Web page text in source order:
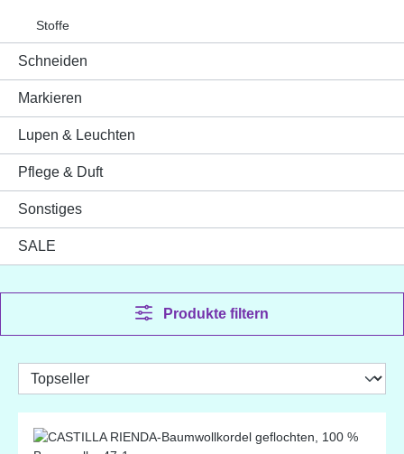
Stoffe
Schneiden
Markieren
Lupen & Leuchten
Pflege & Duft
Sonstiges
SALE
Produkte filtern